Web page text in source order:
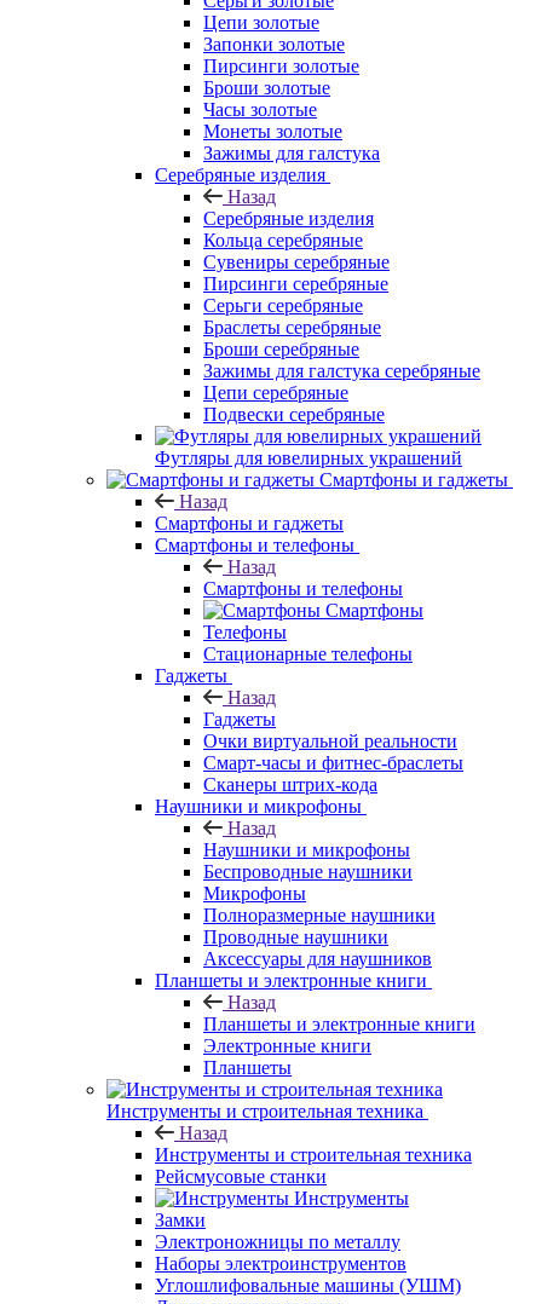
Цепи золотые
Запонки золотые
Пирсинги золотые
Броши золотые
Часы золотые
Монеты золотые
Зажимы для галстука
Серебряные изделия
Назад
Серебряные изделия
Кольца серебряные
Сувениры серебряные
Пирсинги серебряные
Серьги серебряные
Браслеты серебряные
Броши серебряные
Зажимы для галстука серебряные
Цепи серебряные
Подвески серебряные
Футляры для ювелирных украшений
Смартфоны и гаджеты
Назад
Смартфоны и гаджеты
Смартфоны и телефоны
Назад
Смартфоны и телефоны
Смартфоны
Телефоны
Стационарные телефоны
Гаджеты
Назад
Гаджеты
Очки виртуальной реальности
Смарт-часы и фитнес-браслеты
Сканеры штрих-кода
Наушники и микрофоны
Назад
Наушники и микрофоны
Беспроводные наушники
Микрофоны
Полноразмерные наушники
Проводные наушники
Аксессуары для наушников
Планшеты и электронные книги
Назад
Планшеты и электронные книги
Электронные книги
Планшеты
Инструменты и строительная техника
Назад
Инструменты и строительная техника
Рейсмусовые станки
Инструменты
Замки
Электроножницы по металлу
Наборы электроинструментов
Углошлифовальные машины (УШМ)